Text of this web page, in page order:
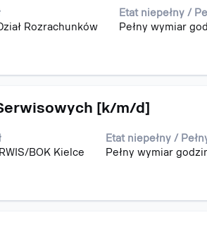
Rozrachunków
Etat niepełny /
Pełny wymiar
[k/m/d]
BOK Kielce
Etat niepełny /
Pełny wymiar